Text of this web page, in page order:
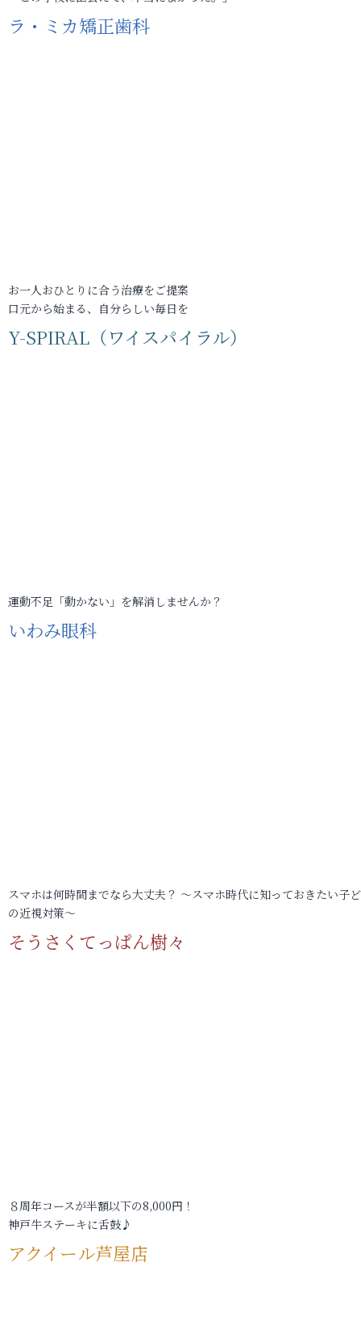
ラ・ミカ矯正歯科
お一人おひとりに合う治療をご提案
口元から始まる、自分らしい毎日を
Y-SPIRAL（ワイスパイラル）
運動不足「動かない」を解消しませんか？
いわみ眼科
スマホは何時間までなら大丈夫？ ～スマホ時代に知っておきたい子
の近視対策～
そうさくてっぱん樹々
８周年コースが半額以下の8,000円！
神戸牛ステーキに舌鼓♪
アクイール芦屋店